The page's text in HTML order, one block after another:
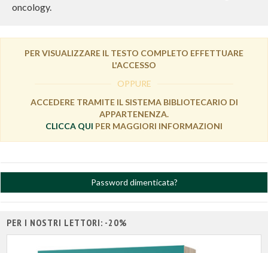
oncology.
PER VISUALIZZARE IL TESTO COMPLETO EFFETTUARE
L'ACCESSO
OPPURE
ACCEDERE TRAMITE IL SISTEMA BIBLIOTECARIO DI
APPARTENENZA.
CLICCA QUI PER MAGGIORI INFORMAZIONI
Password dimenticata?
PER I NOSTRI LETTORI: -20%